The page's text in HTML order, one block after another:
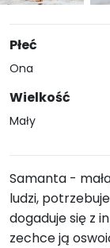
Płeć
Ona
Wielkość
Mały
Samanta -
ludzi,
dogaduje się z
zechce ją